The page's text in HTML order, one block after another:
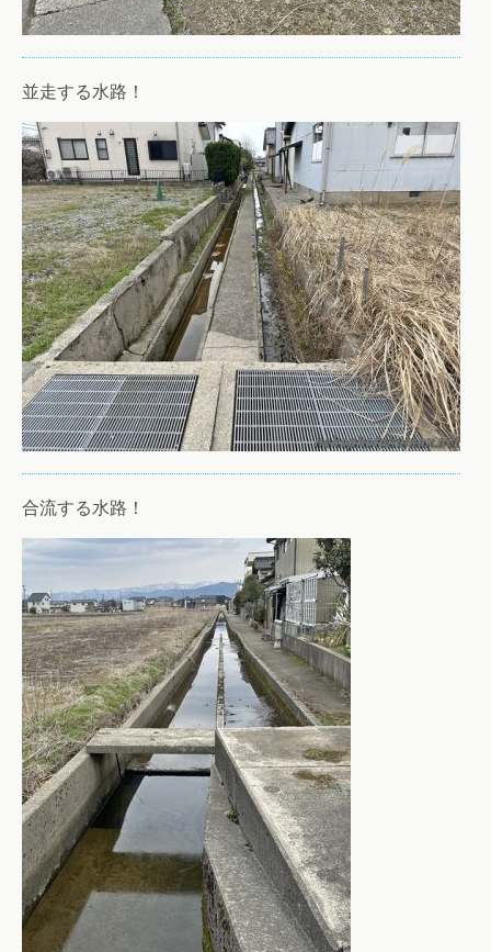
並走する水路！
合流する水路！